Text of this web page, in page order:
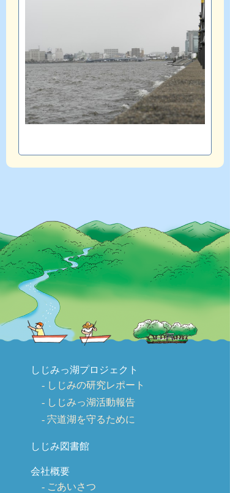
しじみっ湖プロジェクト
しじみの研究レポート
しじみっ湖活動報告
宍道湖を守るために
しじみ図書館
会社概要
ごあいさつ